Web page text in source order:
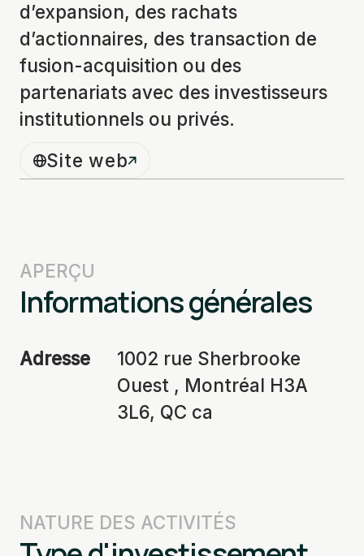
d’expansion, des rachats
d’actionnaires, des transaction de
fusion-acquisition ou des
partenariats avec des investisseurs
institutionnels ou privés.
Site web
APERÇU
Informations générales
Adresse
1002 rue Sherbrooke
Ouest , Montréal H3A
3L6, QC ca
NATURE DES ACTIVITÉS